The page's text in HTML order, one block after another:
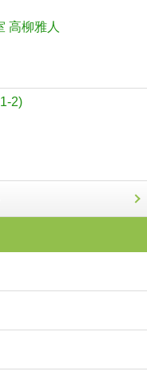
高柳雅人
2)